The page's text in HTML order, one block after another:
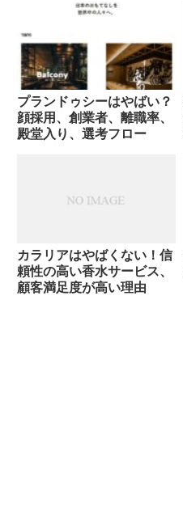
プランドゥシーはやばい？
顔採用、創業者、離職率、
殿堂入り、選考フロー
カラリアはやばくない！信
頼性の高い香水サービス、
顧客満足度が高い理由